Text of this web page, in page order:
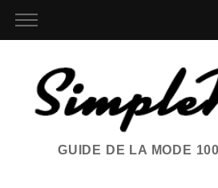
GUIDE DE LA MODE